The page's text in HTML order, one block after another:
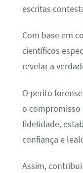
escritas
Com base em
científicos
revelar a
O perito
o compromisso
fidelidade,
confiança e
Assim,